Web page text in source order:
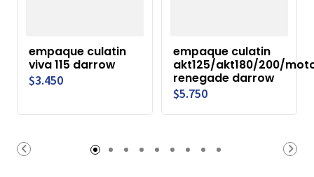
empaque culatin
viva 115 darrow
$3.450
empaque culatin
akt125/akt180/200/
renegade darrow
$5.750